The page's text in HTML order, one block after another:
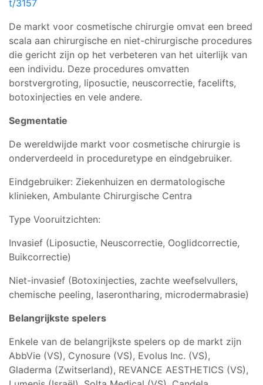
t/3157
De markt voor cosmetische chirurgie omvat een breed
scala aan chirurgische en niet-chirurgische procedures
die gericht zijn op het verbeteren van het uiterlijk van
een individu. Deze procedures omvatten
borstvergroting, liposuctie, neuscorrectie, facelifts,
botoxinjecties en vele andere.
Segmentatie
De wereldwijde markt voor cosmetische chirurgie is
onderverdeeld in proceduretype en eindgebruiker.
Eindgebruiker: Ziekenhuizen en dermatologische
klinieken, Ambulante Chirurgische Centra
Type Vooruitzichten:
Invasief (Liposuctie, Neuscorrectie, Ooglidcorrectie,
Buikcorrectie)
Niet-invasief (Botoxinjecties, zachte weefselvullers,
chemische peeling, laserontharing, microdermabrasie)
Belangrijkste spelers
Enkele van de belangrijkste spelers op de markt zijn
AbbVie (VS), Cynosure (VS), Evolus Inc. (VS),
Gladerma (Zwitserland), REVANCE AESTHETICS (VS),